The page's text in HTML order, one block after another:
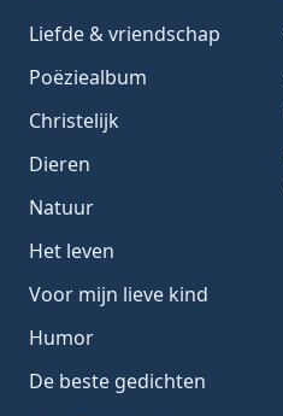
Liefde & vriendschap
Poëziealbum
Christelijk
Dieren
Natuur
Het leven
Voor mijn lieve kind
Humor
De beste gedichten